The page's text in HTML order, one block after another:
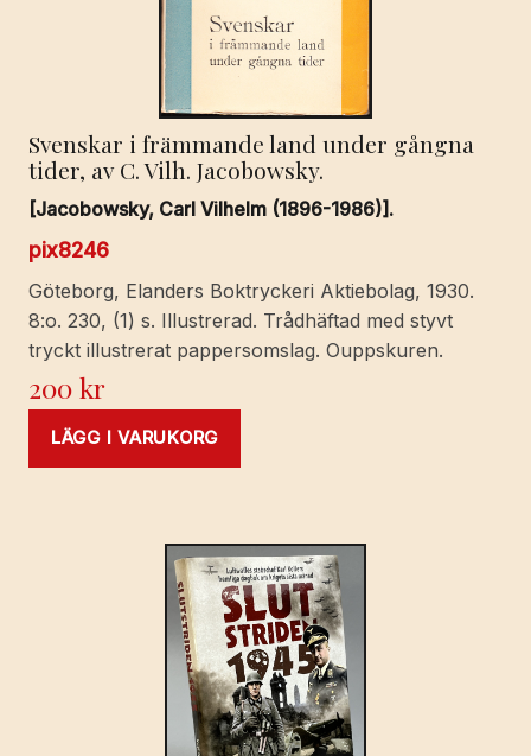
Svenskar i främmande land under gångna
tider, av C. Vilh. Jacobowsky.
[Jacobowsky, Carl Vilhelm (1896-1986)].
pix8246
Göteborg, Elanders Boktryckeri Aktiebolag, 1930.
8:o. 230, (1) s. Illustrerad. Trådhäftad med styvt
tryckt illustrerat pappersomslag. Ouppskuren.
200kr
LÄGG I VARUKORG